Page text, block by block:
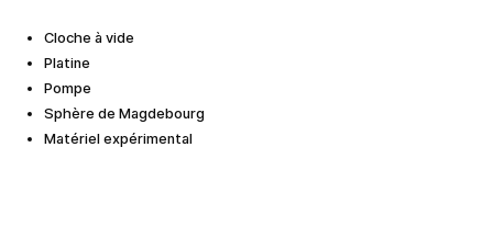
Cloche à vide
Platine
Pompe
Sphère de Magdebourg
Matériel expérimental